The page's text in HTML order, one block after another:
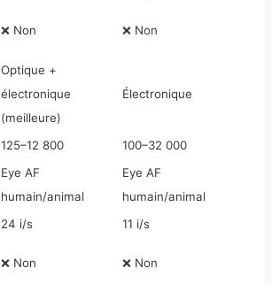
❌ Non ❌ Non
Optique +
électronique
(meilleure)
Électronique
125–12 800 100–32 000
Eye AF
humain/animal
Eye AF
humain/animal
24 i/s
11 i/s
❌ Non ❌ Non